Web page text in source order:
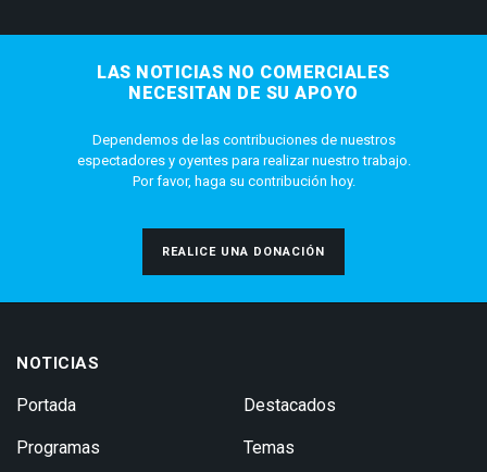
LAS NOTICIAS NO COMERCIALES
NECESITAN DE SU APOYO
Dependemos de las contribuciones de nuestros
espectadores y oyentes para realizar nuestro trabajo.
Por favor, haga su contribución hoy.
REALICE UNA DONACIÓN
NOTICIAS
Portada
Programas
Destacados
Temas